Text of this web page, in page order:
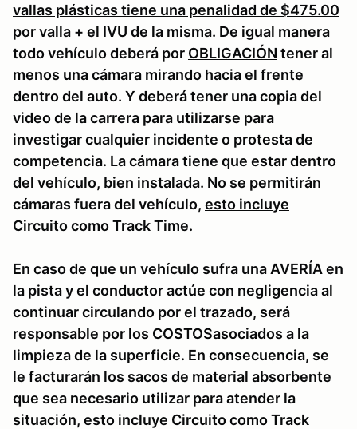
vallas plásticas tiene una penalidad de $475.00
por valla + el IVU de la misma. De igual manera
todo vehículo deberá por OBLIGACIÓN tener al
menos una cámara mirando hacia el frente
dentro del auto. Y deberá tener una copia del
video de la carrera para utilizarse para
investigar cualquier incidente o protesta de
competencia. La cámara tiene que estar dentro
del vehículo, bien instalada. No se permitirán
cámaras fuera del vehículo, esto incluye
Circuito como Track Time.
En caso de que un vehículo sufra una AVERÍA en
la pista y el conductor actúe con negligencia al
continuar circulando por el trazado, será
responsable por los COSTOSasociados a la
limpieza de la superficie. En consecuencia, se
le facturarán los sacos de material absorbente
que sea necesario utilizar para atender la
situación, esto incluye Circuito como Track